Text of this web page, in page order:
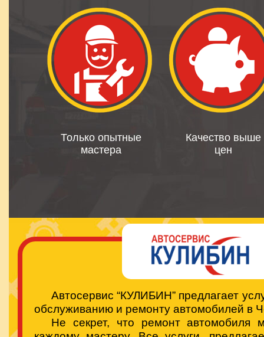
Только опытные
мастера
Качество выше
цен
Автосервис “КУЛИБИН” предлагает
обслуживанию и ремонту автомобилей в
Не секрет, что ремонт автомобиля